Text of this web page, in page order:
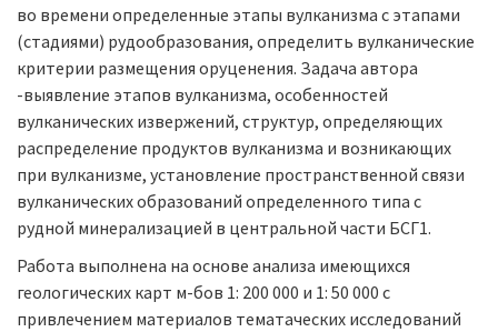
во времени определенные этапы вулканизма с этапами
(стадиями) рудообразования, определить вулканические
критерии размещения оруценения. Задача автора
-выявление этапов вулканизма, особенностей
вулканических извержений, структур, определяющих
распределение продуктов вулканизма и возникающих
при вулканизме, установление пространственной связи
вулканических образований определенного типа с
рудной минерализацией в центральной части БСГ1.
Работа выполнена на основе анализа имеющихся
геологических карт м-бов 1: 200 000 и 1: 50 000 с
привлечением материалов тематаческих исследований